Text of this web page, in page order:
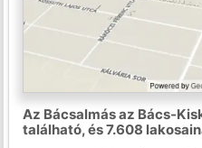
Az Bácsalmás az Bács-
található, és 7.608